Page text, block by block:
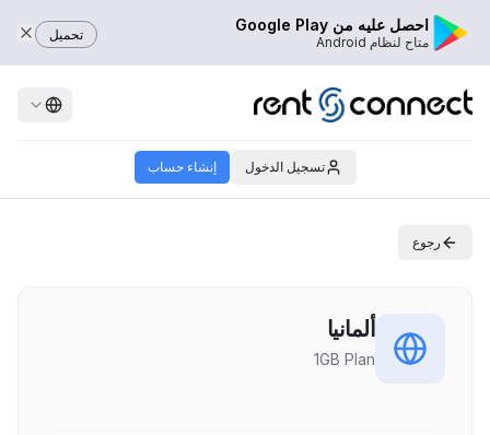
احصل عليه من Google Play
متاح لنظام Android تحميل
تسجيل الدخول إنشاء حساب
رجوع
ألمانيا
1GB Plan